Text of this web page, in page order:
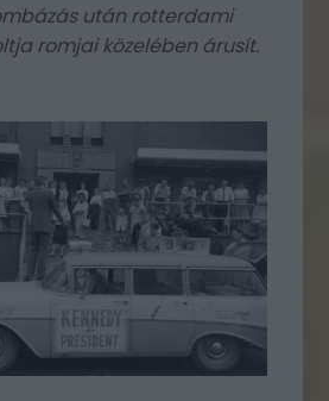
után rotterdami
romjai közelében árusít.